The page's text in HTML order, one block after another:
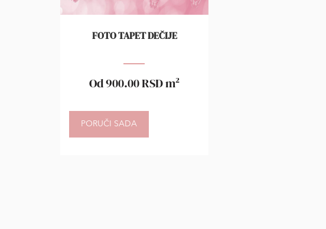
FOTO TAPET DEČIJE
Od900.00RSDm²
PORUČI SADA